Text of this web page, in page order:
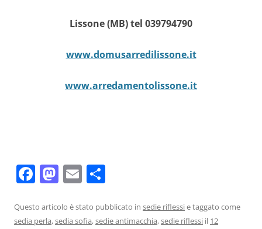
Lissone (MB) tel 039794790
www.domusarredilissone.it
www.arredamentolissone.it
F
c
M
st
E
ai n
Questo articolo è stato pubblicato in sedie riflessie taggato come
sedia perla,sedia sofia,sedie antimacchia,sedie riflessi il 12